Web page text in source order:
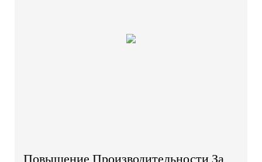
Повышение Производительности За